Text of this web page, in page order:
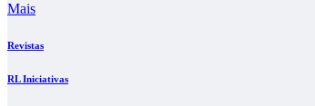
Mais
Revistas
RL Iniciativas